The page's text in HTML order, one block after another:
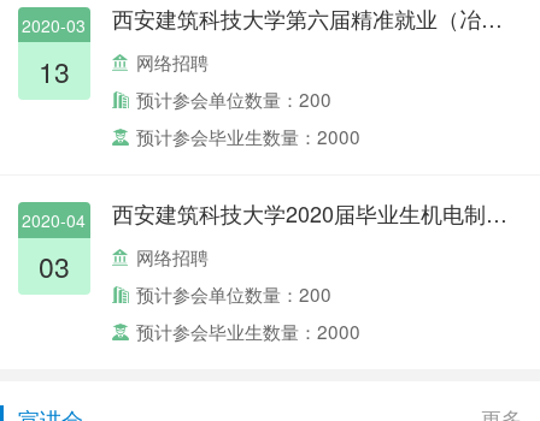
2020-03
13
西安建筑科技大学第六届精准就业（冶金大...
网络招聘
预计参会单位数量：200
预计参会毕业生数量：2000
2020-04
03
西安建筑科技大学2020届毕业生机电制造类...
网络招聘
预计参会单位数量：200
预计参会毕业生数量：2000